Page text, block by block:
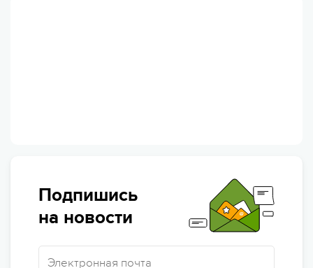
Подпишись
на новости